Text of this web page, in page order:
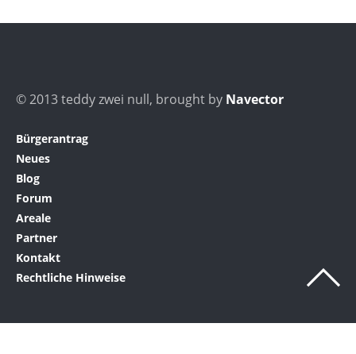
© 2013 teddy zwei null, brought by Navector
Bürgerantrag
Neues
Blog
Forum
Areale
Partner
Kontakt
Rechtliche Hinweise